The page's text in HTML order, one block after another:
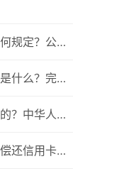
规定？公司
什么？完全
？
？中华人民
内容是什
还信用卡怎